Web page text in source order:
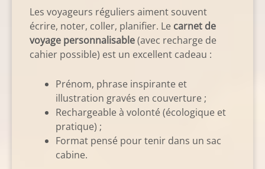
Les voyageurs réguliers aiment souvent
écrire, noter, coller, planifier. Le carnet de
voyage personnalisable(avec recharge de
cahier possible) est un excellent cadeau :
Prénom, phrase inspirante et
illustration gravés en couverture ;
Rechargeable à volonté (écologique et
pratique) ;
Format pensé pour tenir dans un sac
cabine.